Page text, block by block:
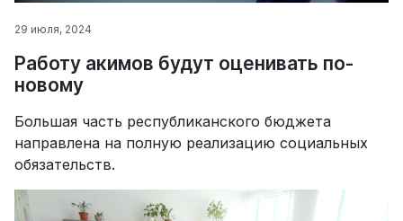
29 июля, 2024
Работу акимов будут оценивать по-
новому
Большая часть республиканского бюджета
направлена на полную реализацию социальных
обязательств.